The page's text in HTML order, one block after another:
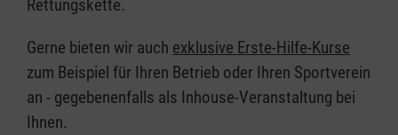
Rettungskette.
Gerne bieten wir auch exklusive Erste-Hilfe-Kurse
zum Beispiel für Ihren Betrieb oder Ihren Sportverein
an - gegebenenfalls als Inhouse-Veranstaltung bei
Ihnen.